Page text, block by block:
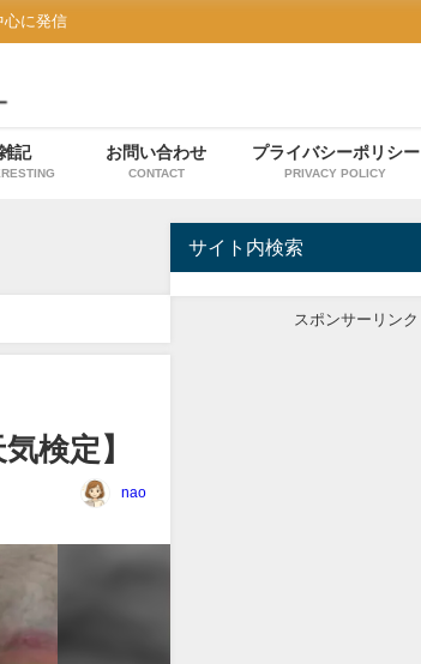
心に発信
記 お問い合わせ
CONTACT
プライバシーポリシー
PRIVACY POLICY
検定】
nao
サイト内検索
スポンサーリンク